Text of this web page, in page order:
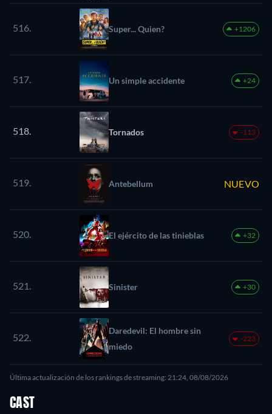
516. Super... Quien? +1206
517. Un simple accidente +24
518. Tornados -113
519. Antebellum NUEVO
520. El ejército de las tinieblas +32
521. Sinister +30
522.
Daredevil: El hombre sin
miedo
-223
Última actualización de los rankings de streaming: 21:24, 08/08/2026
CAST